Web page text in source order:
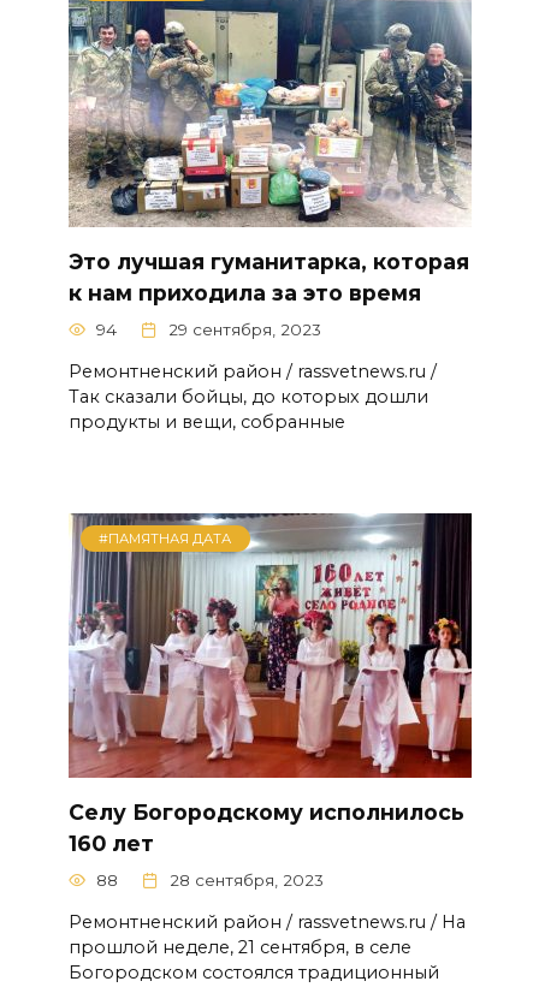
Это лучшая гуманитарка, которая
к нам приходила за это время
94 29 сентября, 2023
Ремонтненский район / rassvetnews.ru /
Так сказали бойцы, до которых дошли
продукты и вещи, собранные
#ПАМЯТНАЯ ДАТА
Селу Богородскому исполнилось
160 лет
88 28 сентября, 2023
Ремонтненский район / rassvetnews.ru / На
прошлой неделе, 21 сентября, в селе
Богородском состоялся традиционный